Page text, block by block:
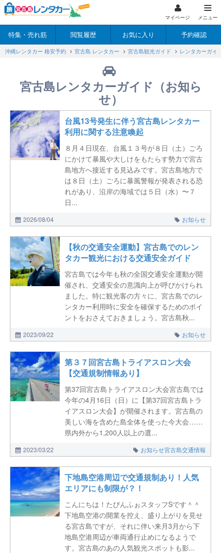
マイページ メニュー
特集・売れ筋 閲覧履歴 お気に入り 予約確認
沖縄レンタカー 格安予約 宮古島 レンタカー 宮古島観光ガイド レンタカーガイ
宮古島レンタカーガイド（お知ら
せ）
台風13号発生に伴う宮古島レンタカー
利用に関する注意喚起
８月４日現在、台風１３号が８日（土）ごろ
にかけて暴風や大しけをもたらす勢力で宮古
島地方へ接近する見込みです。宮古島地方で
は８日（土）ごろに暴風警報が発表される恐
れがあり、沿岸の海域では５日（水）〜７
日...
2026/08/04 お知らせ
【秋の交通安全運動】宮古島でのレン
タカー観光における交通安全ガイド
宮古島では今年も秋の全国交通安全運動が開
催され、交通安全の意識向上が呼びかけられ
ました。特に観光客の方々に、宮古島でのレ
ンタカー利用時に安全を確保するためのポイ
ントをおさえておきましょう。宮古島秋...
2023/09/22 お知らせ
第３７回宮古島トライアスロン大会
【交通規制情報あり】
第37回宮古島トライアスロン大会宮古島では
今年の4月16日（日）に【第37回宮古島トラ
イアスロン大会】が開催されます。宮古島の
美しい海を含めた島全体を使った今大会……
県内外から1,200人以上の選...
2023/03/22 お知らせ宮古島交通情報
下地島空港周辺で交通規制あり！人気
エリアにも制限が？！
こんにちは！たびんふぉスタッフSです＾＾
下地島空港の開業を控え、盛り上がりを見せ
る宮古島ですが、それに伴い来月3月から下
地島空港周辺が車両通行止めになるようで
す。宮古島のあの人気観光スポットも影...